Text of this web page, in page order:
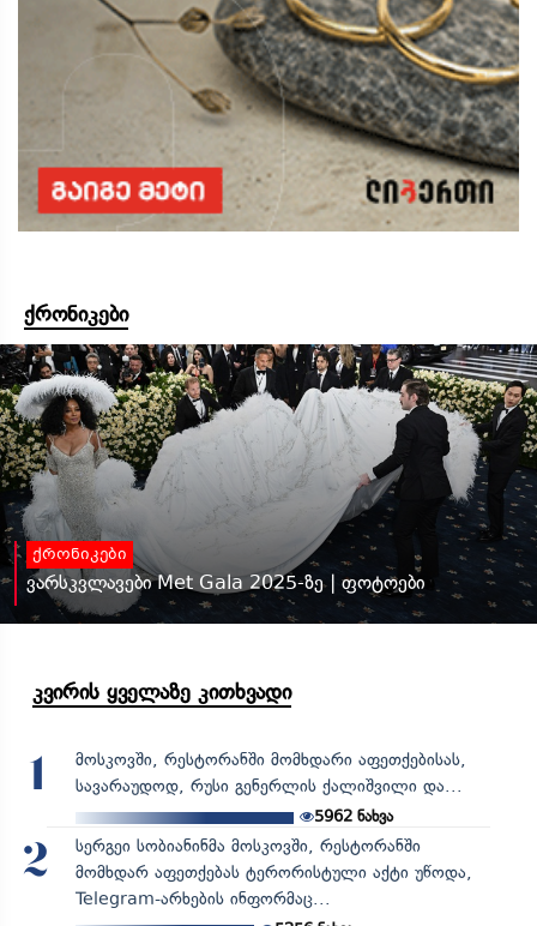
ქრონიკები
ქრონიკები
ვარსკვლავები Met Gala 2025-ზე | ფოტოები
კვირის ყველაზე კითხვადი
1
მოსკოვში, რესტორანში მომხდარი აფეთქებისას,
სავარაუდოდ, რუსი გენერლის ქალიშვილი და...
5962 ნახვა
2
სერგეი სობიანინმა მოსკოვში, რესტორანში
მომხდარ აფეთქებას ტერორისტული აქტი უწოდა,
Telegram-არხების ინფორმაც...